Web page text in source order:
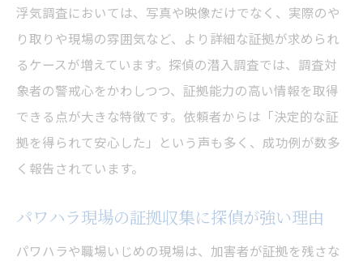
浮気調査においては、写真や映像だけでなく、実際のや
り取りや現場の雰囲気など、より詳細な証拠が求められ
るケースが増えています。探偵の潜入調査では、調査対
象者の警戒心をかわしつつ、証拠能力の高い情報を取得
できる点が大きな特徴です。依頼者からは「決定的な証
拠を得られて安心した」という声も多く、成功例が数多
く報告されています。
パワハラ現場の証拠収集に探偵が強い理由
パワハラや職場いじめの現場は、加害者が証拠を残さな